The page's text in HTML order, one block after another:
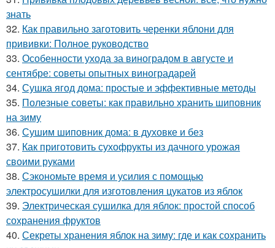
знать
32. Как правильно заготовить черенки яблони для
прививки: Полное руководство
33. Особенности ухода за виноградом в августе и
сентябре: советы опытных виноградарей
34. Сушка ягод дома: простые и эффективные методы
35. Полезные советы: как правильно хранить шиповник
на зиму
36. Сушим шиповник дома: в духовке и без
37. Как приготовить сухофрукты из дачного урожая
своими руками
38. Сэкономьте время и усилия с помощью
электросушилки для изготовления цукатов из яблок
39. Электрическая сушилка для яблок: простой способ
сохранения фруктов
40. Секреты хранения яблок на зиму: где и как сохранить